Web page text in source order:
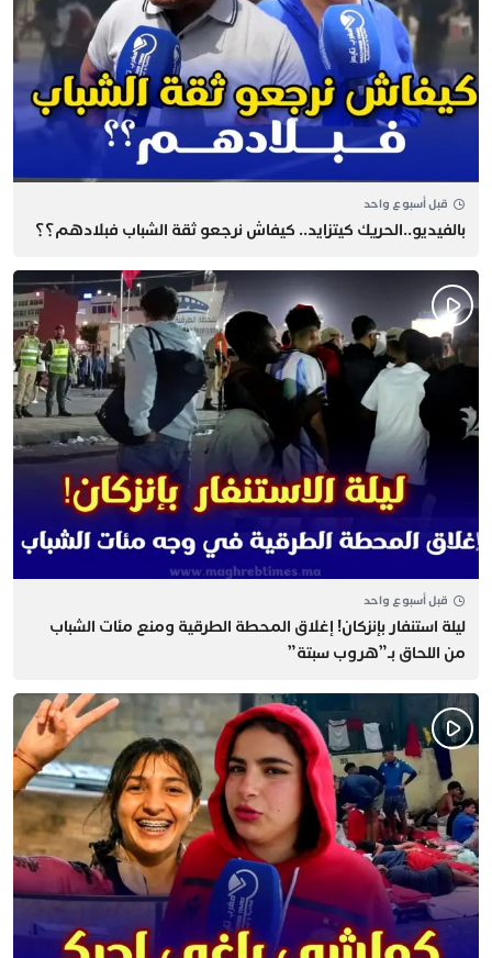
قبل أسبوع واحد
بالفيديو..الحريك كيتزايد.. كيفاش نرجعو ثقة الشباب فبلادهم؟؟
قبل أسبوع واحد
​ليلة استنفار بإنزكان! إغلاق المحطة الطرقية ومنع مئات الشباب
من اللحاق بـ”هروب سبتة”